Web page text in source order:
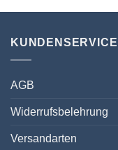
KUNDENSERVICE
AGB
Widerrufsbelehrung
Versandarten